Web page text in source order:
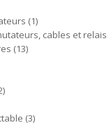
1
cables et relais
13
3